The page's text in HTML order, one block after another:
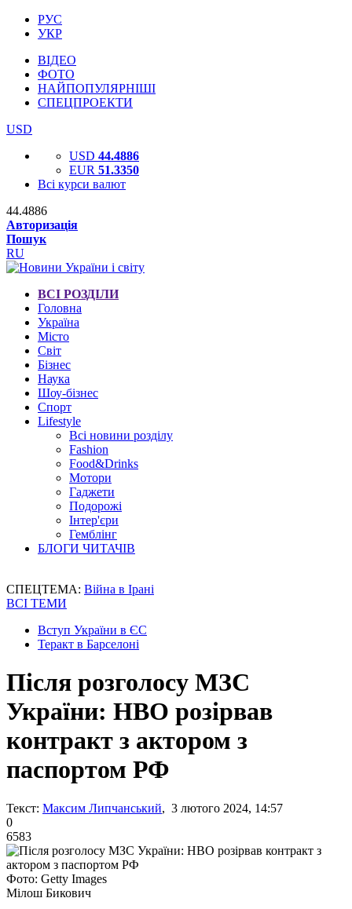
РУС
УКР
ВІДЕО
ФОТО
НАЙПОПУЛЯРНІШІ
СПЕЦПРОЕКТИ
USD
USD 44.4886
EUR 51.3350
Всі курси валют
44.4886
Авторизація
Пошук
RU
ВСІ РОЗДІЛИ
Головна
Україна
Місто
Світ
Бізнес
Наука
Шоу-бізнес
Спорт
Lifestyle
Всі новини розділу
Fashion
Food&Drinks
Мотори
Гаджети
Подорожі
Інтер'єри
Гемблінг
БЛОГИ ЧИТАЧІВ
СПЕЦТЕМА: Війна в Ірані
ВСІ ТЕМИ
Вступ України в ЄС
Теракт в Барселоні
Після розголосу МЗС
України: HBO розірвав
контракт з актором з
паспортом РФ
Текст: Максим Липчанський, 3 лютого 2024, 14:57
0
6583
Фото: Getty Images
Мілош Бикович